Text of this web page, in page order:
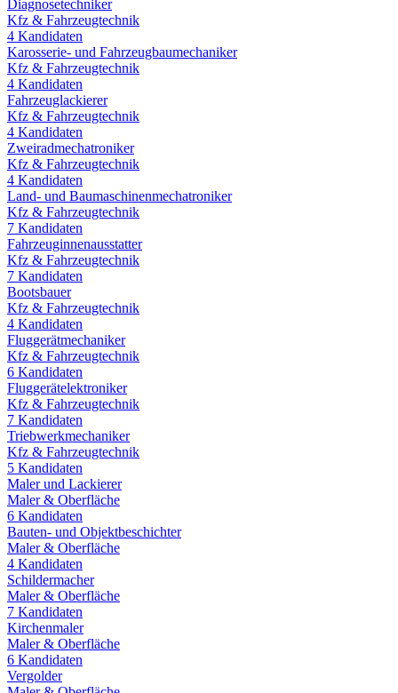
Diagnosetechniker
Kfz & Fahrzeugtechnik
4 Kandidaten
Karosserie- und Fahrzeugbaumechaniker
Kfz & Fahrzeugtechnik
4 Kandidaten
Fahrzeuglackierer
Kfz & Fahrzeugtechnik
4 Kandidaten
Zweiradmechatroniker
Kfz & Fahrzeugtechnik
4 Kandidaten
Land- und Baumaschinenmechatroniker
Kfz & Fahrzeugtechnik
7 Kandidaten
Fahrzeuginnenausstatter
Kfz & Fahrzeugtechnik
7 Kandidaten
Bootsbauer
Kfz & Fahrzeugtechnik
4 Kandidaten
Fluggerätmechaniker
Kfz & Fahrzeugtechnik
6 Kandidaten
Fluggerätelektroniker
Kfz & Fahrzeugtechnik
7 Kandidaten
Triebwerkmechaniker
Kfz & Fahrzeugtechnik
5 Kandidaten
Maler und Lackierer
Maler & Oberfläche
6 Kandidaten
Bauten- und Objektbeschichter
Maler & Oberfläche
4 Kandidaten
Schildermacher
Maler & Oberfläche
7 Kandidaten
Kirchenmaler
Maler & Oberfläche
6 Kandidaten
Vergolder